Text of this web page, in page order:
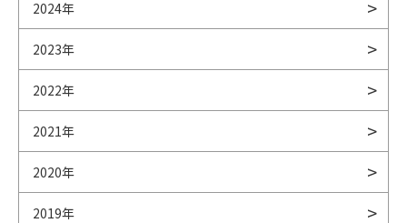
2024年
2023年
2022年
2021年
2020年
2019年